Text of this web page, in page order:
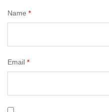
Name *
Email *